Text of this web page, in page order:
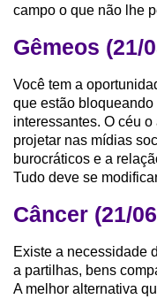
campo o que não lhe
Gêmeos (21/
Você tem a
que estão
interessantes. O céu
projetar nas mídias
burocráticos e a
Tudo deve se
Câncer (21/
Existe a necessidade
a partilhas, bens
A melhor alternativa